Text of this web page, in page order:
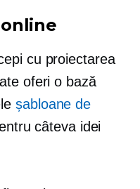
cu proiectarea
oferi o bază
șabloane de
câteva idei